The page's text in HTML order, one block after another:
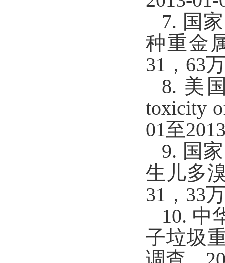
7. 国
种重金
31，63
8. 美
toxicity
01至
9. 国
生儿多
31，33
10. 中
子垃圾